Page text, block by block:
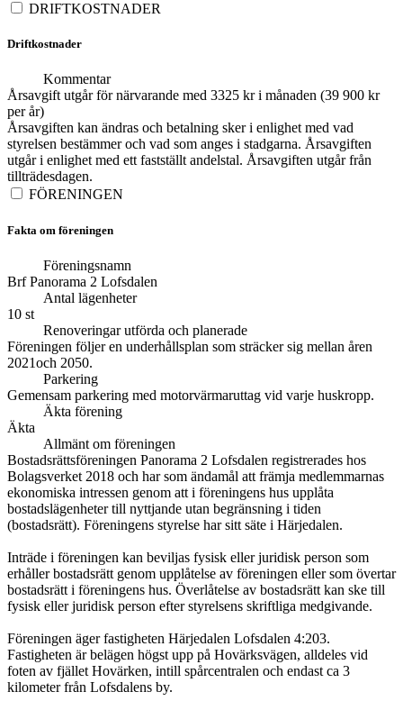
DRIFTKOSTNADER
Driftkostnader
Kommentar
Årsavgift utgår för närvarande med 3325 kr i månaden (39 900 kr
per år)
Årsavgiften kan ändras och betalning sker i enlighet med vad
styrelsen bestämmer och vad som anges i stadgarna. Årsavgiften
utgår i enlighet med ett fastställt andelstal. Årsavgiften utgår från
tillträdesdagen.
FÖRENINGEN
Fakta om föreningen
Föreningsnamn
Brf Panorama 2 Lofsdalen
Antal lägenheter
10 st
Renoveringar utförda och planerade
Föreningen följer en underhållsplan som sträcker sig mellan åren
2021och 2050.
Parkering
Gemensam parkering med motorvärmaruttag vid varje huskropp.
Äkta förening
Äkta
Allmänt om föreningen
Bostadsrättsföreningen Panorama 2 Lofsdalen registrerades hos
Bolagsverket 2018 och har som ändamål att främja medlemmarnas
ekonomiska intressen genom att i föreningens hus upplåta
bostadslägenheter till nyttjande utan begränsning i tiden
(bostadsrätt). Föreningens styrelse har sitt säte i Härjedalen.
Inträde i föreningen kan beviljas fysisk eller juridisk person som
erhåller bostadsrätt genom upplåtelse av föreningen eller som övertar
bostadsrätt i föreningens hus. Överlåtelse av bostadsrätt kan ske till
fysisk eller juridisk person efter styrelsens skriftliga medgivande.
Föreningen äger fastigheten Härjedalen Lofsdalen 4:203.
Fastigheten är belägen högst upp på Hovärksvägen, alldeles vid
foten av fjället Hovärken, intill spårcentralen och endast ca 3
kilometer från Lofsdalens by.